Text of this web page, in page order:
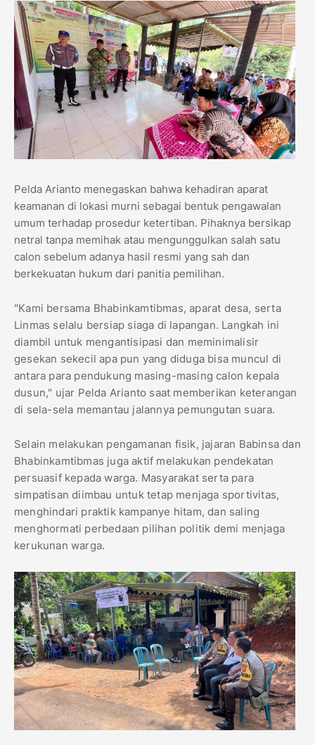
Pelda Arianto menegaskan bahwa kehadiran aparat
keamanan di lokasi murni sebagai bentuk pengawalan
umum terhadap prosedur ketertiban. Pihaknya bersikap
netral tanpa memihak atau mengunggulkan salah satu
calon sebelum adanya hasil resmi yang sah dan
berkekuatan hukum dari panitia pemilihan.
​"Kami bersama Bhabinkamtibmas, aparat desa, serta
Linmas selalu bersiap siaga di lapangan. Langkah ini
diambil untuk mengantisipasi dan meminimalisir
gesekan sekecil apa pun yang diduga bisa muncul di
antara para pendukung masing-masing calon kepala
dusun," ujar Pelda Arianto saat memberikan keterangan
di sela-sela memantau jalannya pemungutan suara.
Selain melakukan pengamanan fisik, jajaran Babinsa dan
Bhabinkamtibmas juga aktif melakukan pendekatan
persuasif kepada warga. Masyarakat serta para
simpatisan diimbau untuk tetap menjaga sportivitas,
menghindari praktik kampanye hitam, dan saling
menghormati perbedaan pilihan politik demi menjaga
kerukunan warga.